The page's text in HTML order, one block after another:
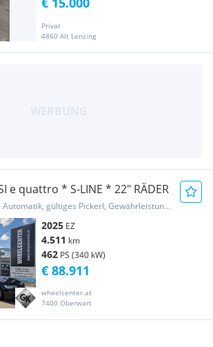
Privat
4860 Alt Lenzing
e quattro * S-LINE * 22" RÄDER
Hybrid Elektro/Benzin, Automatik, gültiges Pickerl, Gewährleistung, Garantie
2025 EZ
4.511 km
462 PS (340 kW)
wheelcenter.at
7400 Oberwart
€ 88.911